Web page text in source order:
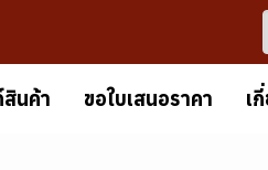
นค้า ขอใบเสนอราคา เ